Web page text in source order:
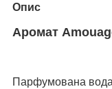
Опис
Аромат
Парфумована